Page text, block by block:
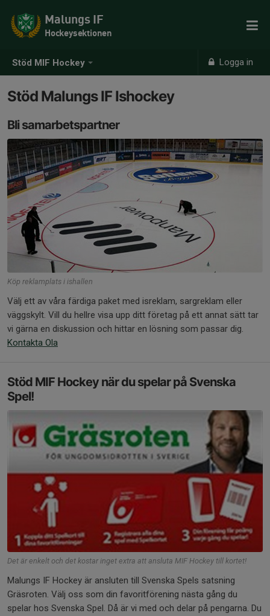
Stöd MIF Hockey Logga in
Malungs IF
Hockeysektionen
Stöd Malungs IF Ishockey
Bli samarbetspartner
Köp reklamplats i ishallen
Välj ett av våra färdiga paket med isreklam, sargreklam eller
väggskylt. Vill du hellre visa upp ditt företag på ett annat sätt tar
vi gärna en diskussion och hittar en lösning som passar dig.
Kontakta Ola
Stöd MIF Hockey när du spelar på Svenska
Spel!
Det är enkelt och det kostar inget extra att ansluta MIF Hockey till kortet!
Malungs IF Hockey är ansluten till Svenska Spels satsning
Gräsroten. Välj oss som din favoritförening nästa gång du
spelar hos Svenska Spel. Då är vi med och delar på pengarna. Du